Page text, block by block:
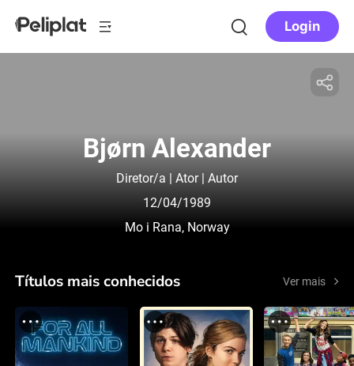
Login
Bjørn Alexander
Diretor/a | Ator | Autor
12/04/1989
Mo i Rana, Norway
Títulos mais conhecidos Ver mais